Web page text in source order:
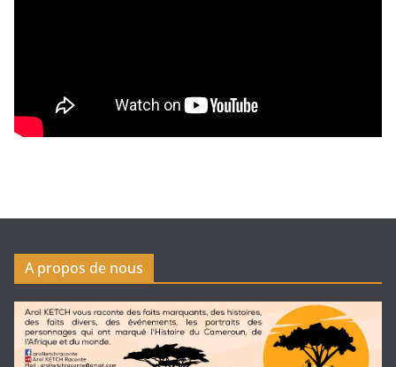
A propos de nous